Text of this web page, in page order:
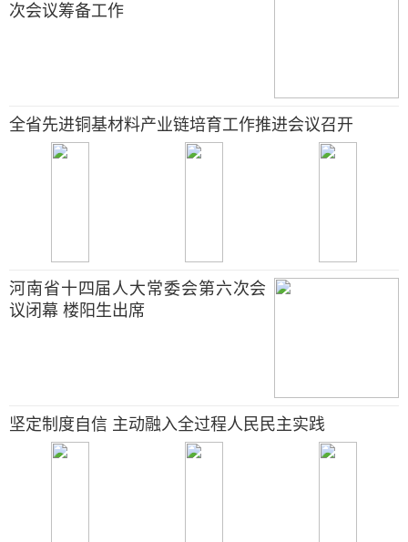
次会议筹备工作
全省先进铜基材料产业链培育工作推进会议召开
河南省十四届人大常委会第六次会
议闭幕 楼阳生出席
坚定制度自信 主动融入全过程人民民主实践